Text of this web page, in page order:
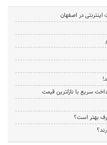
در اصفهان
سریع با نازلترین قیمت
بهتر است؟